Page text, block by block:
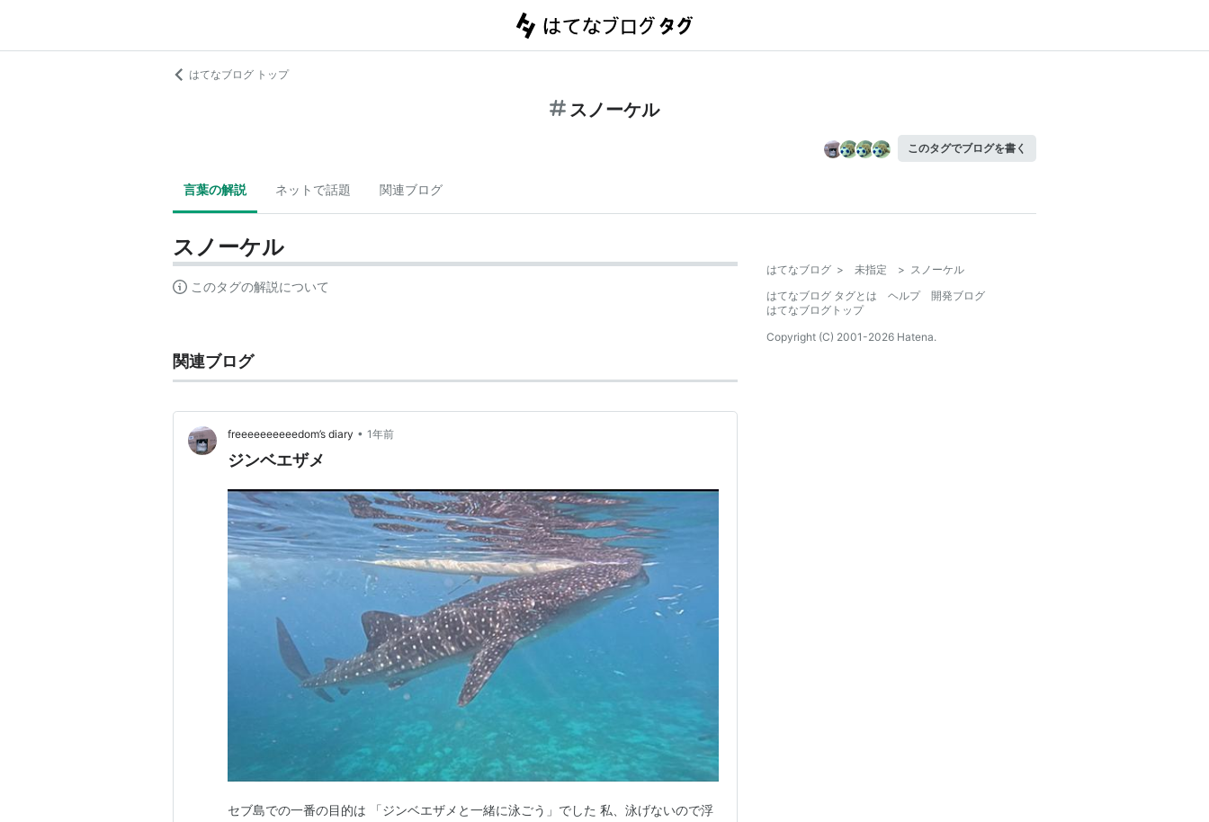
はてなブログ トップ
スノーケル
このタグでブログを書く
言葉の解説 ネットで話題 関連ブログ
スノーケル
このタグの解説について
関連ブログ
freeeeeeeeeedom’s diary • 1年前
ジンベエザメ
セブ島での一番の目的は 「ジンベエザメと一緒に泳ごう」でした 私、泳げないので浮
はてなブログ > 未指定 > スノーケル
はてなブログ タグとは
ヘルプ
開発ブログ
はてなブログトップ
Copyright (C) 2001-2026 Hatena.